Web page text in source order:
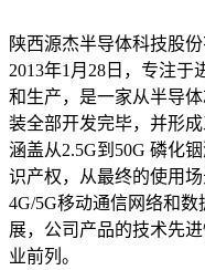
陕西源杰半导体科技股
2013年1月28日，专注
和生产，是一家从半导
装全部开发完毕，并形
涵盖从2.5G到50G 磷化
识产权，从最终的使用
4G/5G移动通信网络和
展，公司产品的技术先
业前列。